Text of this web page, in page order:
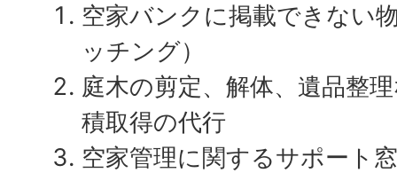
空家バンクに掲載できない
ッチング）
庭木の剪定、解体、遺品整
積取得の代行
空家管理に関するサポート